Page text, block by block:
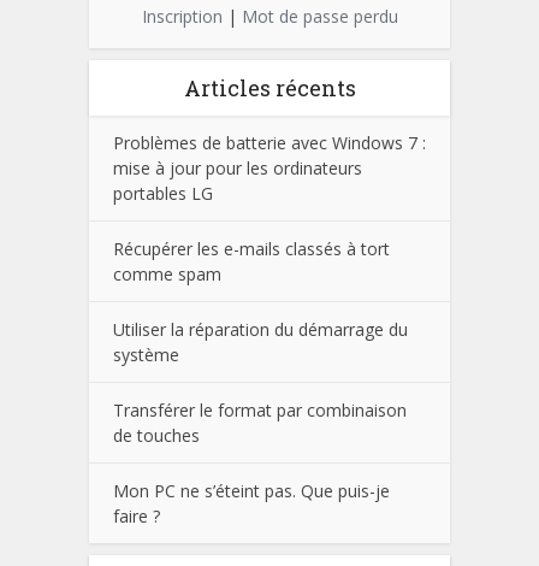
Inscription | Mot de passe perdu
Articles récents
Problèmes de batterie avec Windows 7 :
mise à jour pour les ordinateurs
portables LG
Récupérer les e-mails classés à tort
comme spam
Utiliser la réparation du démarrage du
système
Transférer le format par combinaison
de touches
Mon PC ne s’éteint pas. Que puis-je
faire ?